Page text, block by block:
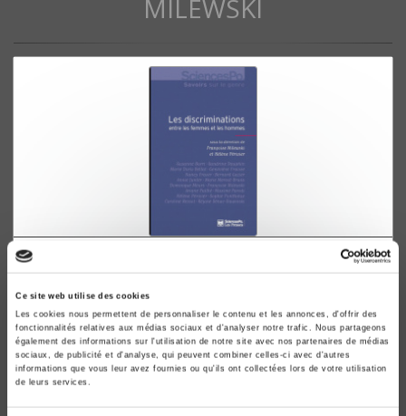
Ce site web utilise des cookies
Les cookies nous permettent de personnaliser le contenu et les annonces, d'offrir des
fonctionnalités relatives aux médias sociaux et d'analyser notre trafic. Nous partageons
également des informations sur l'utilisation de notre site avec nos partenaires de médias
sociaux, de publicité et d'analyse, qui peuvent combiner celles-ci avec d'autres
informations que vous leur avez fournies ou qu'ils ont collectées lors de votre utilisation
de leurs services.
MILEWSKI
Les discriminations entre les femmes et les
Françoise Milewski, Hélène Périvier